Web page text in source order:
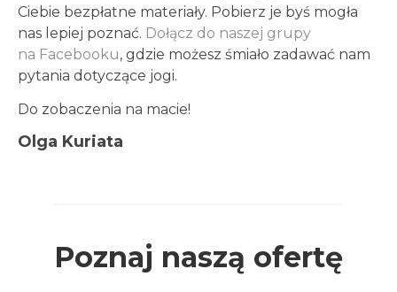
Ciebie bezpłatne materiały. Pobierz je byś mogła
nas lepiej poznać. Dołącz do naszej grupy
na Facebooku, gdzie możesz śmiało zadawać nam
pytania dotyczące jogi.
Do zobaczenia na macie!
Olga Kuriata
Poznaj naszą ofertę